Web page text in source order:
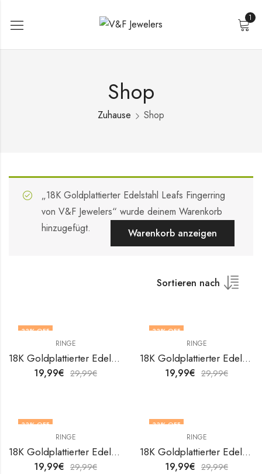
1
Shop
Zuhause Shop
„18K Goldplattierter Edelstahl Leafs Fingerring
von V&F Jewelers“ wurde deinem Warenkorb
hinzugefügt.
Warenkorb anzeigen
Sortieren nach
33% OFF
RINGE
18K Goldplattierter Edelstahl Leafs Fingerring von V&F Jewelers
19,99€ 29,99€
33% OFF
RINGE
18K Goldplattierter Edelstahl Leafs Fingerring von V&F Jewelers
19,99€ 29,99€
33% OFF
RINGE
18K Goldplattierter Edelstahl Leafs Fingerring von V&F Jewelers
19,99€ 29,99€
33% OFF
OUT OF STOCK
RINGE
18K Goldplattierter Edelstahl Leafs Fingerring von V&F Jewelers
19,99€ 29,99€